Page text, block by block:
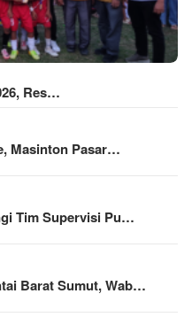
Res…
Masinton Pasar…
Tim Supervisi Pu…
Barat Sumut, Wab…